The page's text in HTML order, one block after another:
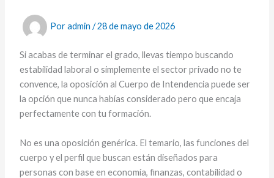
Poradmin /28 de mayo de 2026
Si acabas de terminar el grado, llevas tiempo buscando
estabilidad laboral o simplemente el sector privado no te
convence, la oposición al Cuerpo de Intendencia puede ser
la opción que nunca habías considerado pero que encaja
perfectamente con tu formación.
No es una oposición genérica. El temario, las funciones del
cuerpo y el perfil que buscan están diseñados para
personas con base en economía, finanzas, contabilidad o